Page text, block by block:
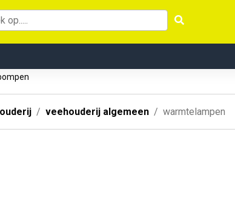
veehouderij algemeen warmtelampen